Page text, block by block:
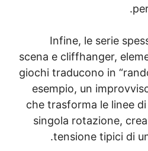
Infine, le
scena e
giochi traducono
esempio, un
che trasforma
singola
tensione